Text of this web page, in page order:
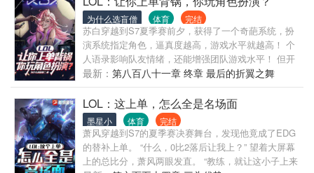
踪啊？ 灾难来袭的时候，他带着四位伙伴，毅然决然
地站在人类面前，他说，有什么本事，都冲我来。 欢
迎来到，德莱联盟！
为什么选盲僧 体育 完结
苏白穿越到S7夏季赛前夕，获得了一个奇葩系统，扮
演系统指定角色，逼真度越高，游戏水平就越高！ 个
人语录影响队友情绪，还能增强团队游戏水平！ 但开
局就被RNG赠送到EDG，只被教练火狐施舍了50块奶
茶钱。 没有办法，为了生活，苏白走上了一条中二少
年的道路。 “厂长，做我的儿子吧！”苏白对厂长伸出
手臂。 “我即是正义，我决不允许任何不平等的存
在！”苏白拳头放置胸前。 “错的不是我，错的是这个
世界！”苏白一脸疯狂。 S7世界总决赛上，当扮演蕾姆
的苏白顶着一头蓝发出现的时候，整个现场全都疯狂
最新： 第八百八十一章 终章 最后的折翼之舞
LOL：这上单，怎么全是名场面
墨星小 体育 完结
萧风穿越到S7的夏季赛决赛舞台，发现他竟成了EDG
的替补上单。 “什么，0比2落后让我上？” 望着大屏幕
上的总比分，萧风两眼发直。 “教练，就让这小子上来